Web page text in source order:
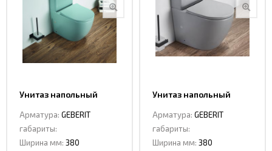
Унитаз напольный
Арматура: GEBERIT
габариты:
Ширина мм: 380
Унитаз напольный
Арматура: GEBERIT
габариты:
Ширина мм: 380